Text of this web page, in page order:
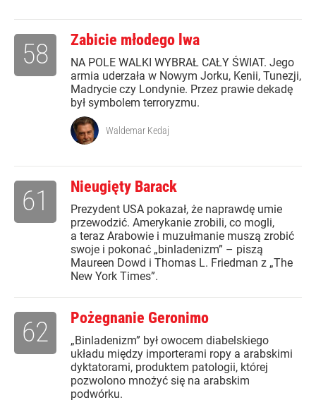
Zabicie młodego lwa
NA POLE WALKI WYBRAŁ CAŁY ŚWIAT. Jego
armia uderzała w Nowym Jorku, Kenii, Tunezji,
Madrycie czy Londynie. Przez prawie dekadę
był symbolem terroryzmu.
58
Waldemar Kedaj
Nieugięty Barack
Prezydent USA pokazał, że naprawdę umie
przewodzić. Amerykanie zrobili, co mogli,
a teraz Arabowie i muzułmanie muszą zrobić
swoje i pokonać „binladenizm” – piszą
Maureen Dowd i Thomas L. Friedman z „The
New York Times”.
61
Pożegnanie Geronimo
„Binladenizm” był owocem diabelskiego
układu między importerami ropy a arabskimi
dyktatorami, produktem patologii, której
pozwolono mnożyć się na arabskim
podwórku.
62